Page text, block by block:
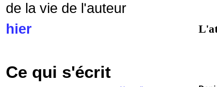
de la vie de l'auteur
hier
Ce qui s'écrit